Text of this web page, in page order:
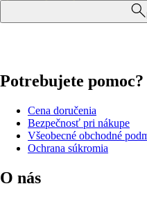
Potrebujete pomoc?
Cena doručenia
Bezpečnosť pri nákupe
Všeobecné obchodné
Ochrana súkromia
O nás